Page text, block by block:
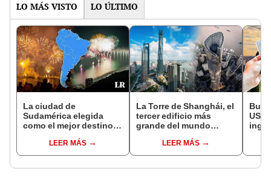
LO MÁS VISTO LO ÚLTIMO
La ciudad de
Sudamérica elegida
como el mejor destino
Nuevo 2024
LEER MÁS
La Torre de Shanghái, el
tercer edificio más
grande del mundo
terremotos de hasta 9
grados
LEER MÁS